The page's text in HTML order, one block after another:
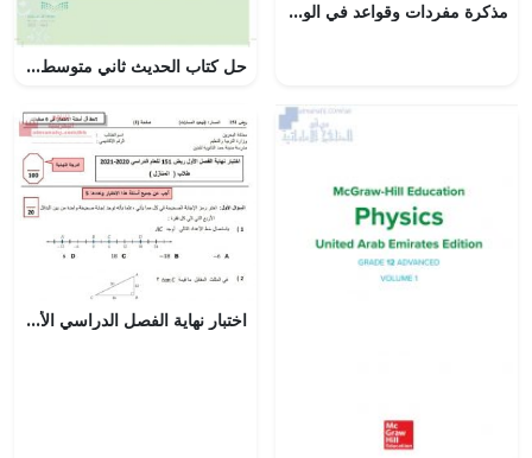
مذكرة مفردات وقواعد في الوحدة الخامسة (APPLYING FOR A JOB) للثيم الثاني (لغة انجليزية) الثاني عشر
حل كتاب الحديث ثاني متوسط الفصل الاول – المنهاج السعودي
اختبار نهاية الفصل الدراسي الأوّل ريض 151 طلاب منازل